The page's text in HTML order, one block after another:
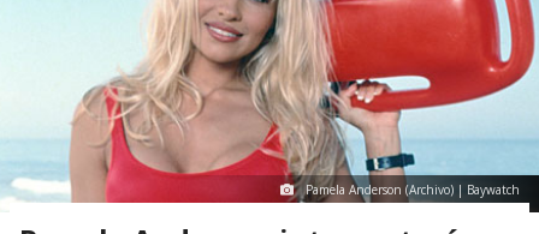
Pamela Anderson (Archivo) | Baywatch